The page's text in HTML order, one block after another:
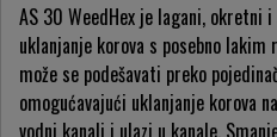
AS 30 WeedHex je lagani, okretni
uklanjanje korova s posebno
može se podešavati preko
omogućavajući uklanjanje korova
vodni kanali i ulazi u kanale.